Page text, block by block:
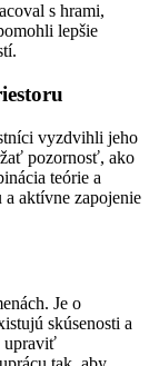
s hrami,
lepšie
vyzdvihli jeho
pozornosť, ako
teórie a
aktívne zapojenie
Je o
skúsenosti a
upraviť